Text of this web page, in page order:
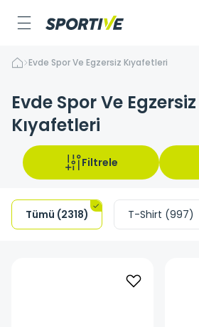
Evde Spor Ve Egzersiz Kıyafetleri
Evde Spor Ve Egzersiz
Kıyafetleri
Filtrele
Tümü (2318) T-Shirt (997)